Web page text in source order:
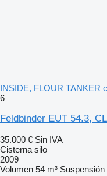
INSIDE, FLOUR TANKER
6
Feldbinder EUT 54.3,
35.000 € Sin IVA
Cisterna silo
2009
Volumen 54 m³ Suspensión